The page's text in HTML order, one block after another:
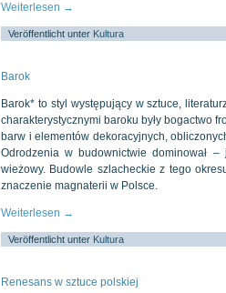
Weiterlesen →
Veröffentlicht unter Kultura
Barok
Barok* to styl występujący w sztuce,
charakterystycznymi baroku były bogactwo
barw i elementów dekoracyjnych,
Odrodzenia w budownictwie dominował
wieżowy. Budowle szlacheckie z tego
znaczenie magnaterii w Polsce.
Weiterlesen →
Veröffentlicht unter Kultura
Renesans w sztuce polskiej